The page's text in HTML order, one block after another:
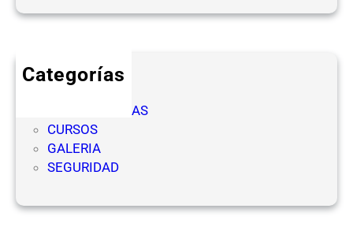
Categorías
COMPETENCIAS
CURSOS
GALERIA
SEGURIDAD